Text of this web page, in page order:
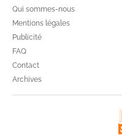
Qui sommes-nous
Mentions légales
Publicité
FAQ
Contact
Archives